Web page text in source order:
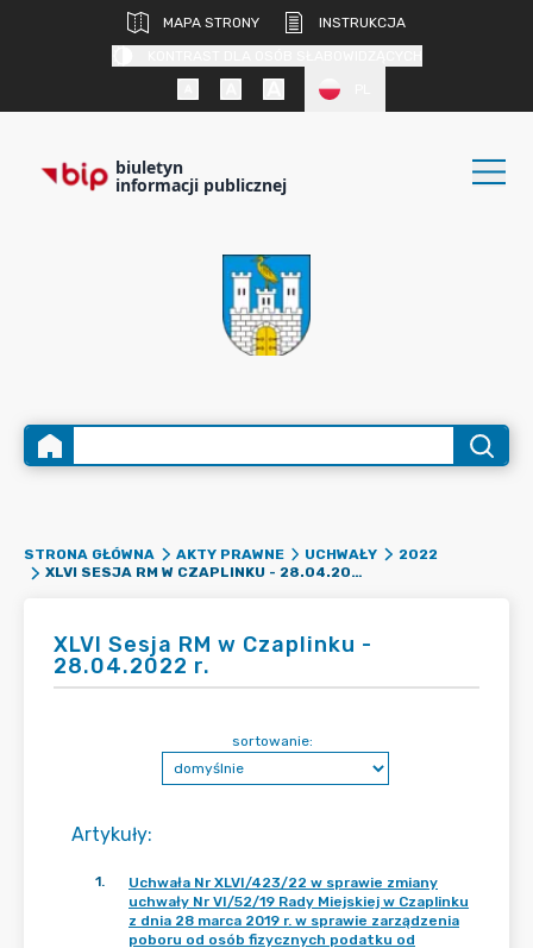
MAPA STRONY
INSTRUKCJA
biuletyn
informacji publicznej
STRONA GŁÓWNA AKTY PRAWNE UCHWAŁY
2022
XLVI SESJA RM W CZAPLINKU - 28.04.2022 R.
XLVI Sesja RM w Czaplinku -
28.04.2022 r.
Artykuły:
sortowanie:
1.
Uchwała Nr XLVI/423/22 w sprawie zmiany
uchwały Nr VI/52/19 Rady Miejskiej w Czaplinku
z dnia 28 marca 2019 r. w sprawie zarządzenia
poboru od osób fizycznych podatku od